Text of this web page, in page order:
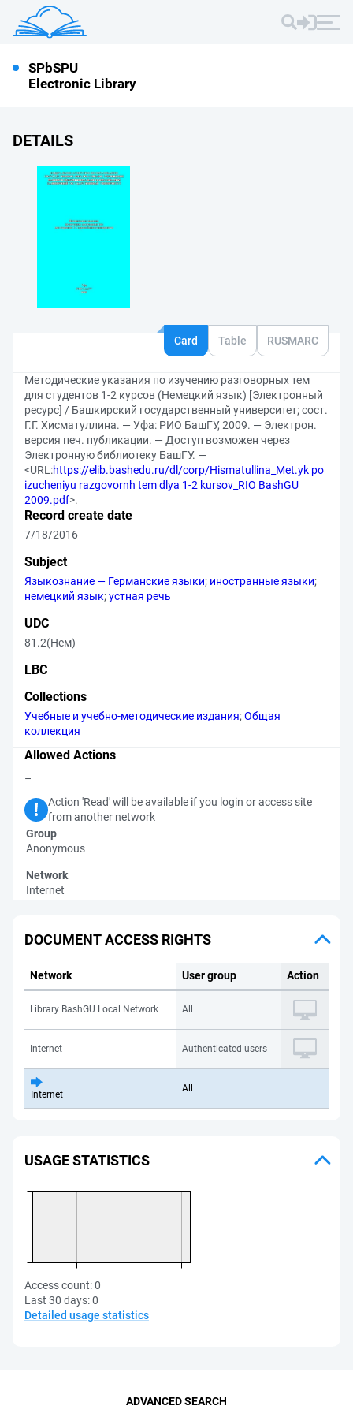
SPbSPU
Electronic Library
DETAILS
Card Table RUSMARC
Методические указания по изучению разговорных тем
для студентов 1-2 курсов (Немецкий язык) [Электронный
ресурс] / Башкирский государственный университет; сост.
Г.Г. Хисматуллина. — Уфа: РИО БашГУ, 2009. — Электрон.
версия печ. публикации. — Доступ возможен через
Электронную библиотеку БашГУ. —
<URL:https://elib.bashedu.ru/dl/corp/Hismatullina_Met.yk po
izucheniyu razgovornh tem dlya 1-2 kursov_RIO BashGU
2009.pdf>.
Record create date
7/18/2016
Subject
Языкознание — Германские языки; иностранные языки;
немецкий язык;устная речь
UDC
81.2(Нем)
LBC
Collections
Учебные и учебно-методические издания;Общая
коллекция
Allowed Actions
–
Action 'Read' will be available if you login or access site
from another network
Group
Anonymous
Network
Internet
DOCUMENT ACCESS RIGHTS
Network User group Action
Library BashGU Local Network All
Internet Authenticated users
Internet
All
USAGE STATISTICS
Access count:0
Last 30 days:0
Detailed usage statistics
ADVANCED SEARCH